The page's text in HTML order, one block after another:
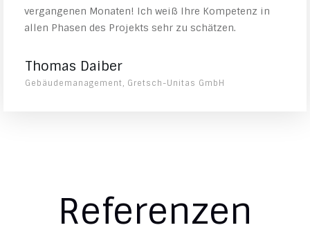
vergangenen Monaten! Ich weiß Ihre Kompetenz in
allen Phasen des Projekts sehr zu schätzen.
Thomas Daiber
Gebäudemanagement, Gretsch-Unitas GmbH
Referenzen